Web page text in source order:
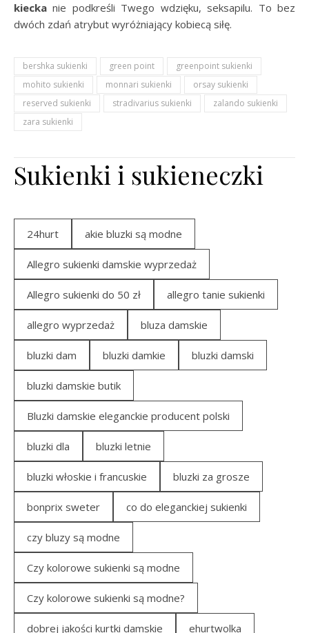
kieckanie podkreśli Twego wdzięku, seksapilu. To bez
dwóch zdań atrybut wyróżniający kobiecą siłę.
bershka sukienki green point
greenpoint sukienki
mohito sukienki
monnari sukienki
orsay sukienki
reserved sukienki
stradivarius sukienki
zalando sukienki
zara sukienki
Sukienki i sukieneczki
24hurt akie bluzki są modne
Allegro sukienki damskie wyprzedaż
Allegro sukienki do 50 zł allegro tanie sukienki
allegro wyprzedaż bluza damskie
bluzki dam bluzki damkie bluzki damski
bluzki damskie butik
Bluzki damskie eleganckie producent polski
bluzki dla bluzki letnie
bluzki włoskie i francuskie bluzki za grosze
bonprix sweter co do eleganckiej sukienki
czy bluzy są modne
Czy kolorowe sukienki są modne
Czy kolorowe sukienki są modne?
dobrej jakości kurtki damskie ehurtwolka